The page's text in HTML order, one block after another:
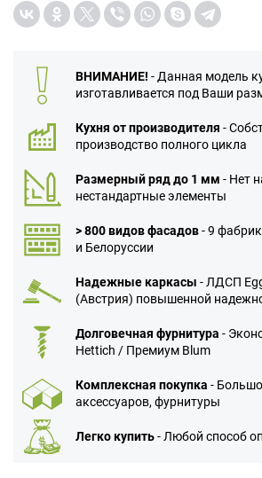
ВНИМАНИЕ! - Данная модель
изготавливается под Ваши
Кухня от производителя -
производство полного цикла
Размерный ряд до 1 мм - Нет
нестандартные элементы
> 800 видов фасадов- 9
и Белоруссии
Надежные каркасы - ЛДСП
(Австрия) повышенной
Долговечная фурнитура -
Hettich / Премиум Blum
Комплексная покупка -
аксессуаров, фурнитуры
Легко купить- Любой способ